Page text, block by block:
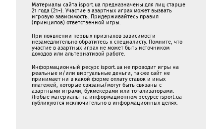
Материалы сайта isport.ua предназначены для лиц старше
21 года (21+). Участие в азартных играх может вызвать
игровую зависимость. Придерживайтесь правил
(принципов) ответственной игры.
При появлении первых признаков зависимости
незамедлительно обратитесь к специалисту. Помните, что
участие в азартных играх не может быть источником
доходов или альтернативой работе.
Информационный ресурс isport.ua не проводит игры на
реальные и/или виртуальные деньги, также сайт не
принимает ни в какой форме oплaту ставок и иных
платежей, которые связаны/могут быть связаны c
азартными игрaми, букмекерами или тотализаторами.
Любые материалы на информационном ресурсе isport.ua
публикуютcя исключительно в информационных целях.